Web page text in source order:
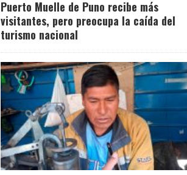
Puerto Muelle de Puno recibe más
visitantes, pero preocupa la caída del
turismo nacional